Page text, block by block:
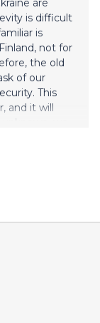
is difficult
is
not for
the old
of our
This
and it will
we
* * *